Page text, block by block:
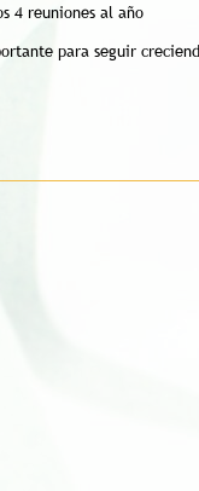
4 reuniones al año
para seguir